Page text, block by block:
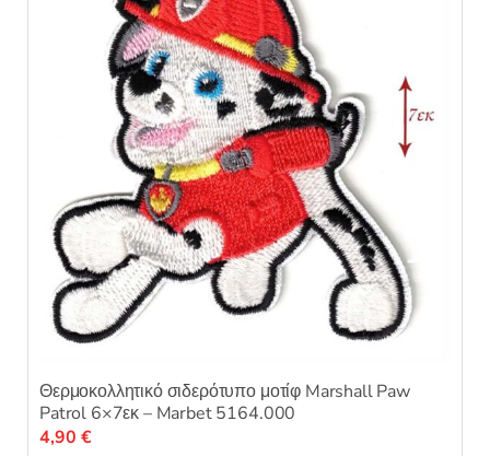
Θερμοκολλητικό σιδερότυπο μοτίφ Marshall Paw
Patrol 6×7εκ – Marbet 5164.000
4,90 €